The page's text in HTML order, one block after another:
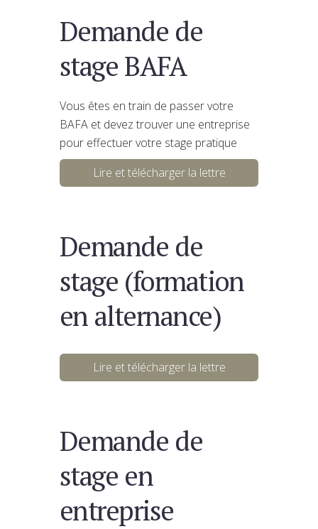
Demande de
stage BAFA
Vous êtes en train de passer votre
BAFA et devez trouver une entreprise
pour effectuer votre stage pratique
Lire et télécharger la lettre
Demande de
stage (formation
en alternance)
Lire et télécharger la lettre
Demande de
stage en
entreprise